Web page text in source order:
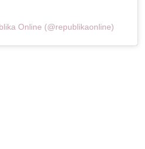
Online (@republikaonline)